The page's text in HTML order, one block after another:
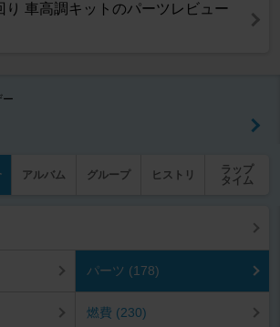
り 車高調キットのパーツレビュー
ー
アルバム グループ ヒストリ
ラップ
タイム
パーツ (178)
燃費 (230)